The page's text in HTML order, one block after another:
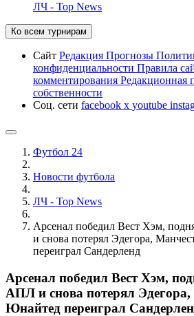
ЛЧ - Top News
Ко всем турнирам
Сайт Редакция Прогнозы
конфиденциальности Правила
комментирования Редакционная
собственности
Соц. сети facebook x youtube
Футбол 24
Новости футбола
ЛЧ - Top News
Арсенал победил Вест Хэм,
и снова потерял Эдегора,
переиграл Сандерленд
Арсенал победил Вест Хэм,
АПЛ и снова потерял Эдегора,
Юнайтед переиграл